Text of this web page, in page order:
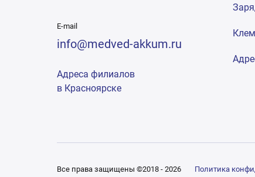
E-mail
info@medved-akkum.ru
Адреса филиалов
в Красноярске
Все права защищены ©2018 - 2026 Политика